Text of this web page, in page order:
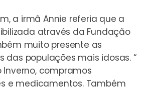
a irmã Annie referia que a
através da Fundação
muito presente as
das populações mais idosas. “
Inverno, compramos
e medicamentos. Também